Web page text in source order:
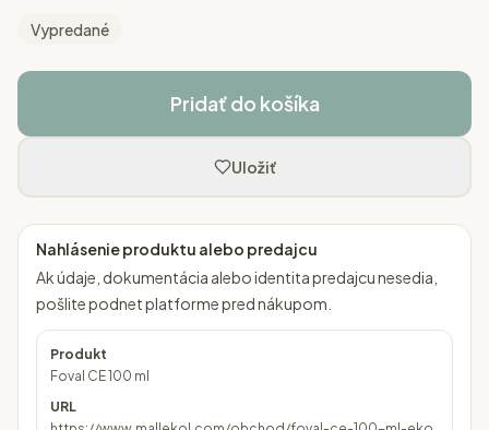
Vypredané
Pridať do košíka
Uložiť
Nahlásenie produktu alebo predajcu
Ak údaje, dokumentácia alebo identita predajcu nesedia,
pošlite podnet platforme pred nákupom.
Produkt
Foval CE 100 ml
URL